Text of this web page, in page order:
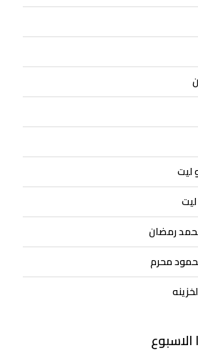
ليت
رمضان
محرم
الاسبوع